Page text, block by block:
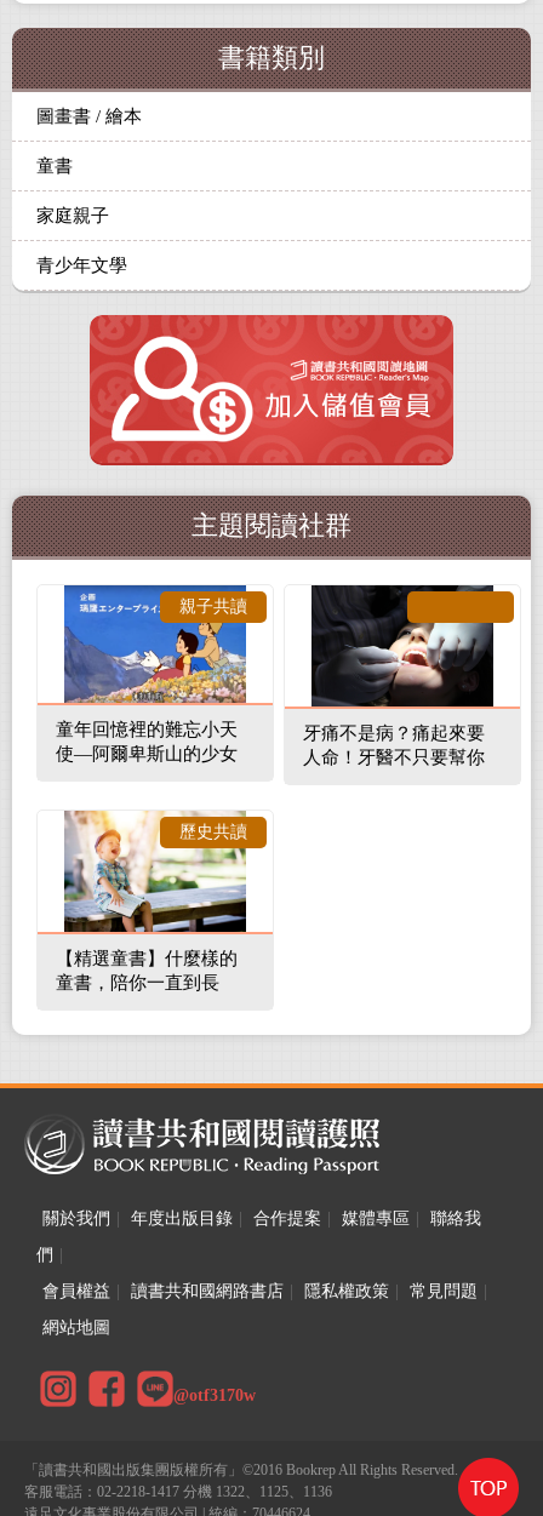
書籍類別
圖畫書 / 繪本
童書
家庭親子
青少年文學
主題閱讀社群
童年回憶裡的難忘小天
使—阿爾卑斯山的少女
親子共讀
牙痛不是病？痛起來要
人命！牙醫不只要幫你
【精選童書】什麼樣的
童書，陪你一直到長
歷史共讀
關於我們 年度出版目錄 合作提案 媒體專區
聯絡我
們
會員權益
讀書共和國網路書店 隱私權政策 常見問題
網站地圖
@otf3170w
「讀書共和國出版集團版權所有」©2016 Bookrep All Rights Reserved.
客服電話：02-2218-1417 分機 1322、1125、1136